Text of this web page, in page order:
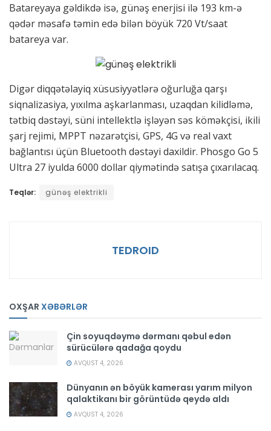
Batareyaya gəldikdə isə, günəş enerjisi ilə 193 km-ə
qədər məsafə təmin edə bilən böyük 720 Vt/saat
batareya var.
Digər diqqətəlayiq xüsusiyyətlərə oğurluğa qarşı
siqnalizasiya, yıxılma aşkarlanması, uzaqdan kilidləmə,
tətbiq dəstəyi, süni intellektlə işləyən səs köməkçisi, ikili
şarj rejimi, MPPT nəzarətçisi, GPS, 4G və real vaxt
bağlantısı üçün Bluetooth dəstəyi daxildir. Phosgo Go 5
Ultra 27 iyulda 6000 dollar qiymətində satışa çıxarılacaq.
Teqlər: günəş elektrikli
TEDROID
OXŞAR XƏBƏRLƏR
Çin soyuqdəymə dərmanı qəbul edən
sürücülərə qadağa qoydu
AVQUST 4, 2026
Dünyanın ən böyük kamerası yarım milyon
qalaktikanı bir görüntüdə qeydə aldı
AVQUST 4, 2026